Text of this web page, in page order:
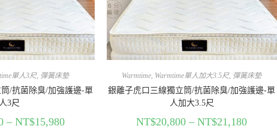
單人3尺, 彈簧床墊
/抗菌除臭/加強護邊-單
人3尺
– NT$15,980
Warmtime Warmtime單人加大3.5尺, 彈簧床墊
銀離子虎口三線獨立筒/抗菌除臭/加強護邊-單
人加大3.5尺
NT$20,800 –NT$21,180